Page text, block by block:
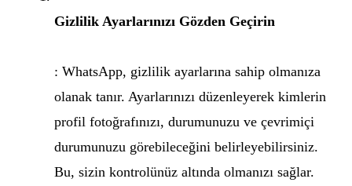
Gizlilik Ayarlarınızı Gözden Geçirin
: WhatsApp, gizlilik ayarlarına sahip olmanıza
olanak tanır. Ayarlarınızı düzenleyerek kimlerin
profil fotoğrafınızı, durumunuzu ve çevrimiçi
durumunuzu görebileceğini belirleyebilirsiniz.
Bu, sizin kontrolünüz altında olmanızı sağlar.